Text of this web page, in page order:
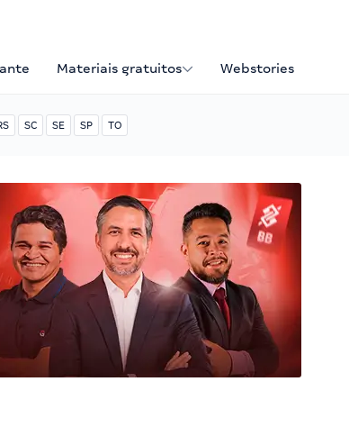
Materiais gratuitos Webstories
SC SE SP TO